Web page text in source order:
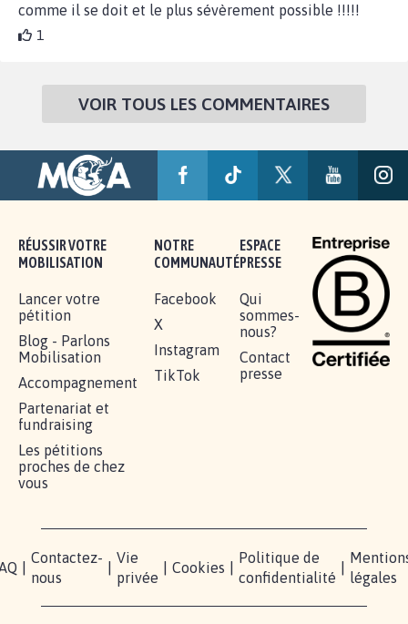
comme il se doit et le plus sévèrement possible !!!!!
1
VOIR TOUS LES COMMENTAIRES
RÉUSSIR VOTRE
MOBILISATION
Lancer votre
pétition
Blog - Parlons
Mobilisation
Accompagnement
Partenariat et
fundraising
Les pétitions
proches de chez
vous
NOTRE
COMMUNAUTÉ
Facebook
X
Instagram
TikTok
ESPACE
PRESSE
Qui
sommes-
nous?
Contact
presse
Contactez-
nous
Vie
privée
Cookies
Politique de
confidentialité
légales